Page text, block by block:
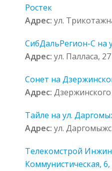
Ростек
Адрес: ул.
СибДальРегион-С на
Адрес: ул. Палласа, 27
Сонет на
Адрес: Дзержинского
Тайле на ул.
Адрес: ул.
Телекомстрой
Коммунистическая, 6,